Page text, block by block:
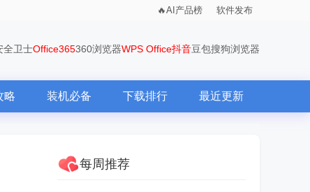
AI产品榜 软件发布
全卫士Office365360浏览器WPS Office抖音豆包搜狗浏览器
略 装机必备 下载排行 最近更新
每周推荐